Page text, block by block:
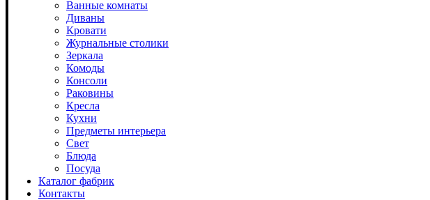
Ванные комнаты
Диваны
Кровати
Журнальные столики
Зеркала
Комоды
Консоли
Раковины
Кресла
Кухни
Предметы интерьера
Свет
Блюда
Посуда
Каталог фабрик
Контакты